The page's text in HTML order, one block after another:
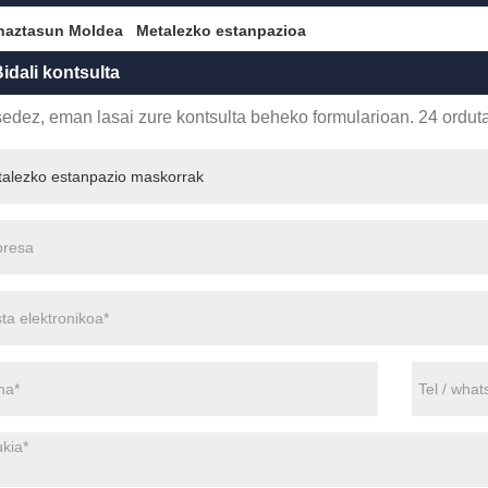
Moldea Metalezko estanpazioa
kontsulta
eman lasai zure kontsulta beheko formularioan. 24